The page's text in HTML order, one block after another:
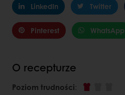
LinkedIn Twitter
Pinterest WhatsApp
O recepturze
Poziom trudności: